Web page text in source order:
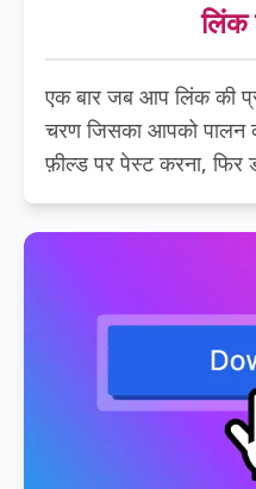
लिंक
एक बार जब आप लिंक की
चरण जिसका आपको पालन
फ़ील्ड पर पेस्ट करना, फिर